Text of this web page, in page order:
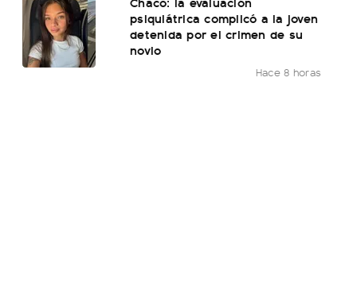
psiquiátrica complicó a la joven
detenida por el crimen de su
novio
Hace 8 horas